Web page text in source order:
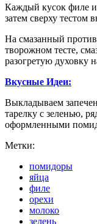
Каждый кусок филе
затем сверху тестом
На смазанный
творожном тесте,
разогретую духовку
Вкусные Идеи:
Выкладываем
тарелку с зеленью,
оформленными
Метки:
помидоры
яйца
филе
орехи
молоко
зелень